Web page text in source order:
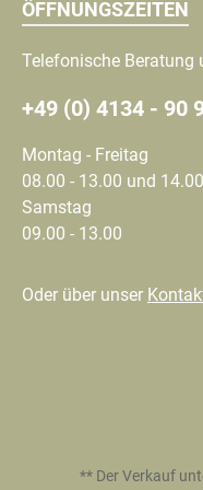
ÖFFNUNGSZEITEN
Telefonische Beratung
+49 (0) 4134 - 90
Montag - Freitag
08.00 - 13.00 und
Samstag
09.00 - 13.00
Oder über unser
** Der Verkauf